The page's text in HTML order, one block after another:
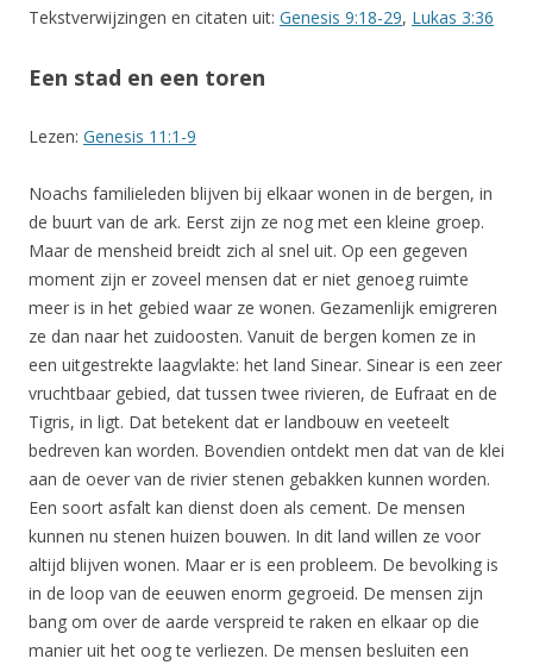
Tekstverwijzingen en citaten uit: Genesis 9:18-29, Lukas 3:36
Een stad en een toren
Lezen: Genesis 11:1-9
Noachs familieleden blijven bij elkaar wonen in de bergen, in
de buurt van de ark. Eerst zijn ze nog met een kleine groep.
Maar de mensheid breidt zich al snel uit. Op een gegeven
moment zijn er zoveel mensen dat er niet genoeg ruimte
meer is in het gebied waar ze wonen. Gezamenlijk emigreren
ze dan naar het zuidoosten. Vanuit de bergen komen ze in
een uitgestrekte laagvlakte: het land Sinear. Sinear is een zeer
vruchtbaar gebied, dat tussen twee rivieren, de Eufraat en de
Tigris, in ligt. Dat betekent dat er landbouw en veeteelt
bedreven kan worden. Bovendien ontdekt men dat van de klei
aan de oever van de rivier stenen gebakken kunnen worden.
Een soort asfalt kan dienst doen als cement. De mensen
kunnen nu stenen huizen bouwen. In dit land willen ze voor
altijd blijven wonen. Maar er is een probleem. De bevolking is
in de loop van de eeuwen enorm gegroeid. De mensen zijn
bang om over de aarde verspreid te raken en elkaar op die
manier uit het oog te verliezen. De mensen besluiten een